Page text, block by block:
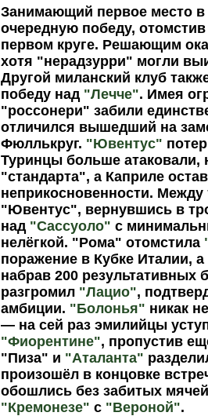
Занимающий первое место
очередную победу,
первом круге. Решающим
хотя "нерадзурри" могли
Другой миланский клуб
победу над "Лечче". Имея
"россонери" забили
отличился вышедший на
Фюллькруг. "Ювентус"
Туринцы больше атаковали,
"стандарта", а Каприле
неприкосновенности.
"Ювентус", вернувшись в
над "Сассуоло" с
нелёгкой. "Рома" отомстила
поражение в Кубке Италии,
набрав 200 результативных
разгромил "Лацио",
амбиции. "Болонья" никак
— на сей раз эмилийцы
"Фиорентине", пропустив
"Пиза" и "Аталанта"
произошёл в концовке
обошлись без забитых
"Кремонезе" с "Вероной".